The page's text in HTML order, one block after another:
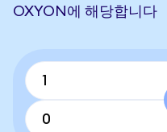
OXYON에 해당합니다